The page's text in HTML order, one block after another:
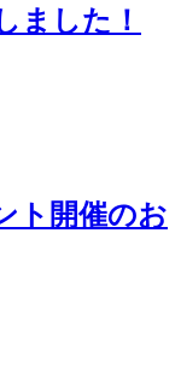
ました！
ト開催のお